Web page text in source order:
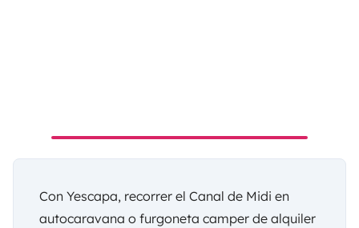
Con Yescapa, recorrer el Canal de Midi en
autocaravana o furgoneta camper de alquiler